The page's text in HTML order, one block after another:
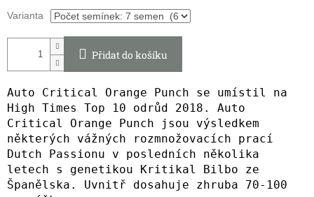
Měrná
cena:
Varianta
Přidat do košíku
Auto Critical Orange Punch se umístil na
High Times Top 10 odrůd 2018. Auto
Critical Orange Punch jsou výsledkem
některých vážných rozmnožovacích prací
Dutch Passionu v posledních několika
letech s genetikou Kritikal Bilbo ze
Španělska. Uvnitř dosahuje zhruba 70-100